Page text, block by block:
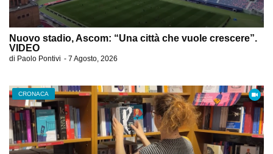
Nuovo stadio, Ascom: “Una città che vuole crescere”.
VIDEO
di Paolo Pontivi - 7 Agosto, 2026
CRONACA